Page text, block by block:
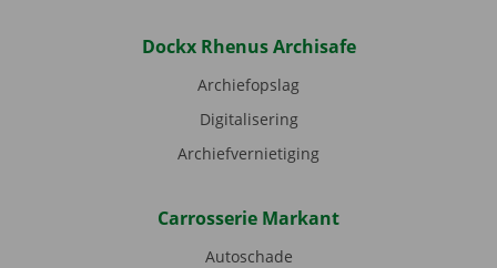
Dockx Rhenus Archisafe
Archiefopslag
Digitalisering
Archiefvernietiging
Carrosserie Markant
Autoschade